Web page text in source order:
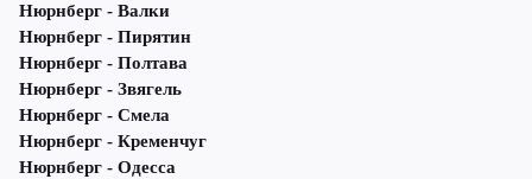
Нюрнберг - Валки
Нюрнберг - Пирятин
Нюрнберг - Полтава
Нюрнберг - Звягель
Нюрнберг - Смела
Нюрнберг - Кременчуг
Нюрнберг - Одесса